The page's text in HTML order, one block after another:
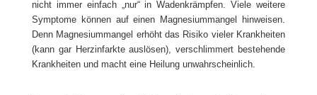
nicht immer einfach „nur“ in Wadenkrämpfen. Viele weitere
Symptome können auf einen Magnesiummangel hinweisen.
Denn Magnesiummangel erhöht das Risiko vieler Krankheiten
(kann gar Herzinfarkte auslösen), verschlimmert bestehende
Krankheiten und macht eine Heilung unwahrscheinlich.